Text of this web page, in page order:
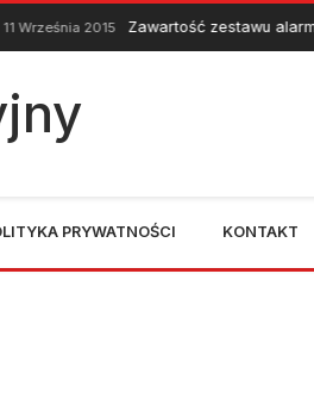
Zawartość zestawu alarmowego.
PRYWATNOŚCI KONTAKT